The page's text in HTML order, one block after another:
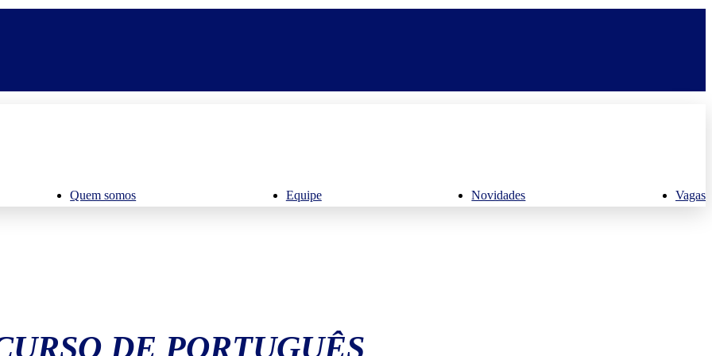
Quem somos Equipe Novidades Vagas
DE PORTUGUÊS